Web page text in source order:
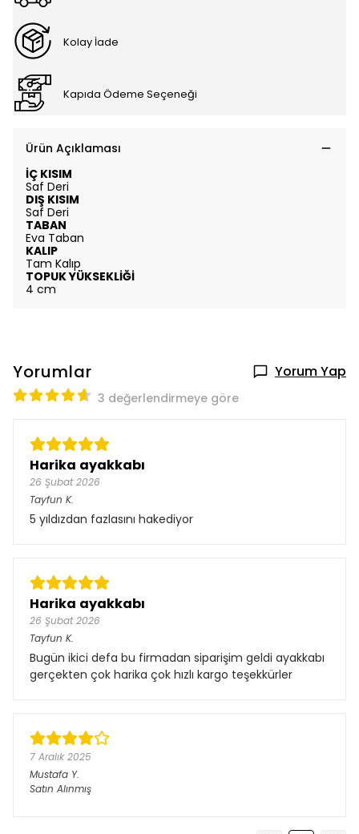
Kolay İade
Kapıda Ödeme Seçeneği
Ürün Açıklaması
İÇ KISIM
Saf Deri
DIŞ KISIM
Saf Deri
TABAN
Eva Taban
KALIP
Tam Kalıp
TOPUK YÜKSEKLİĞİ
4 cm
Yorumlar Yorum Yap
3 değerlendirmeye göre
Harika ayakkabı
26 Şubat 2026
Tayfun K.
5 yıldızdan fazlasını hakediyor
Harika ayakkabı
26 Şubat 2026
Tayfun K.
Bugün ikici defa bu firmadan siparişim geldi ayakkabı
gerçekten çok harika çok hızlı kargo teşekkürler
7 Aralık 2025
Mustafa Y.
Satın Alınmış